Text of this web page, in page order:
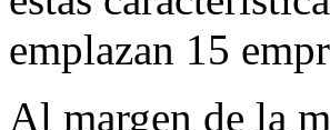
emplazan 15
Al margen de la